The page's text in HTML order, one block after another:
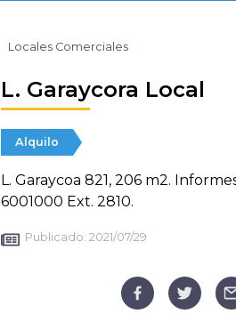
Locales Comerciales
L. Garaycora Local
Alquilo
L. Garaycoa 821, 206 m2.
6001000 Ext. 2810.
Publicado: 2021/07/29